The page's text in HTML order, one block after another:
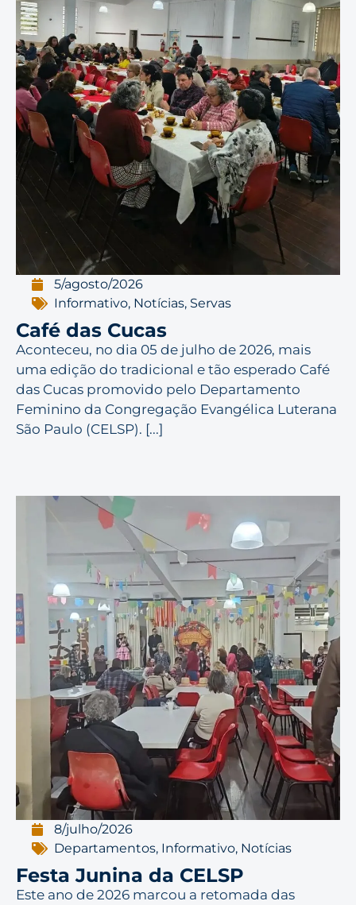
5/agosto/2026
Informativo, Notícias, Servas
Café das Cucas
Aconteceu, no dia 05 de julho de 2026, mais
uma edição do tradicional e tão esperado Café
das Cucas promovido pelo Departamento
Feminino da Congregação Evangélica Luterana
São Paulo (CELSP). [...]
8/julho/2026
Departamentos, Informativo, Notícias
Festa Junina da CELSP
Este ano de 2026 marcou a retomada das